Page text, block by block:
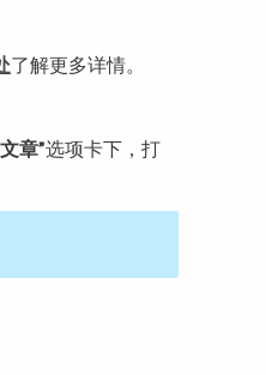
了解更多详情。
章”选项卡下，打